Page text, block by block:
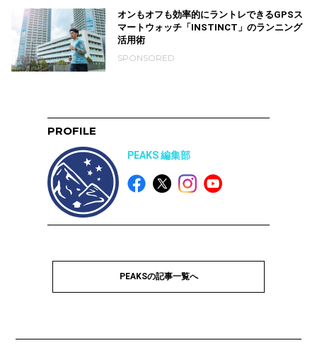
オンもオフも効率的にラントレできるGPSス
マートウォッチ「INSTINCT」のランニング
活用術
SPONSORED
PROFILE
PEAKS 編集部
PEAKSの記事一覧へ